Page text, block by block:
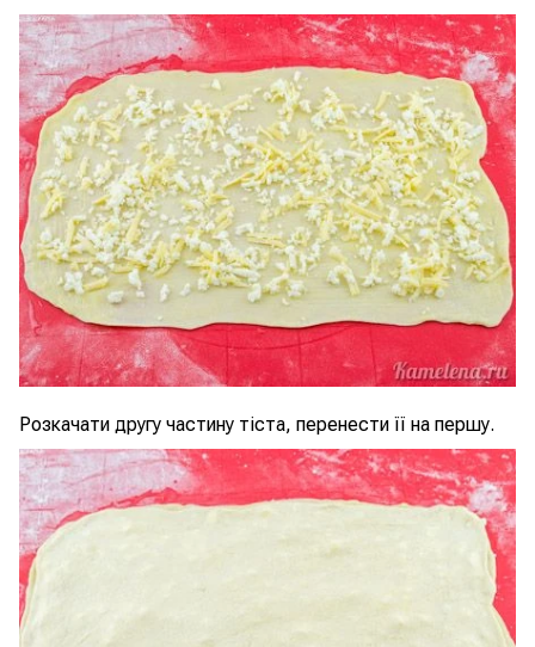
Розкачати другу частину тіста, перенести її на першу.